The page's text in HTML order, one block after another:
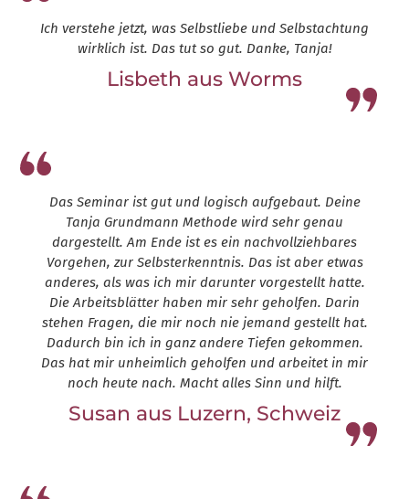
Ich verstehe jetzt, was Selbstliebe und Selbstachtung
wirklich ist. Das tut so gut. Danke, Tanja!
Lisbeth aus Worms
Das Seminar ist gut und logisch aufgebaut. Deine
Tanja Grundmann Methode wird sehr genau
dargestellt. Am Ende ist es ein nachvollziehbares
Vorgehen, zur Selbsterkenntnis. Das ist aber etwas
anderes, als was ich mir darunter vorgestellt hatte.
Die Arbeitsblätter haben mir sehr geholfen. Darin
stehen Fragen, die mir noch nie jemand gestellt hat.
Dadurch bin ich in ganz andere Tiefen gekommen.
Das hat mir unheimlich geholfen und arbeitet in mir
noch heute nach. Macht alles Sinn und hilft.
Susan aus Luzern, Schweiz